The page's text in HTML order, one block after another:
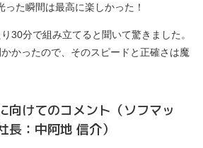
った瞬間は最高に楽しかった！
30分で組み立てると聞いて驚きました。
かったので、そのスピードと正確さは魔
向けてのコメント（ソフマッ
：中阿地 信介）